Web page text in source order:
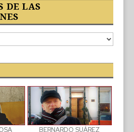
DE LAS
BERNARDO SUÁREZ